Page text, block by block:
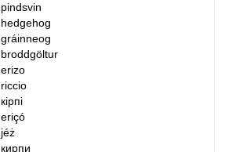
pindsvin
hedgehog
gráinneog
broddgöltur
erizo
riccio
кірпі
eriçó
jéż
кирпи